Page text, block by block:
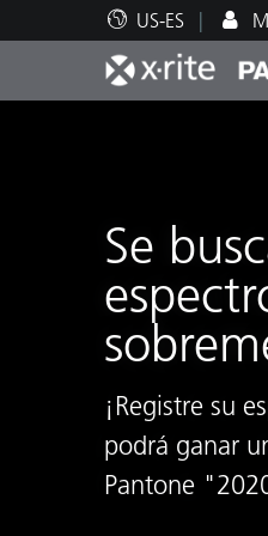
US-ES
Automotriz
Se
¡Registre su
podrá ganar
Pantone